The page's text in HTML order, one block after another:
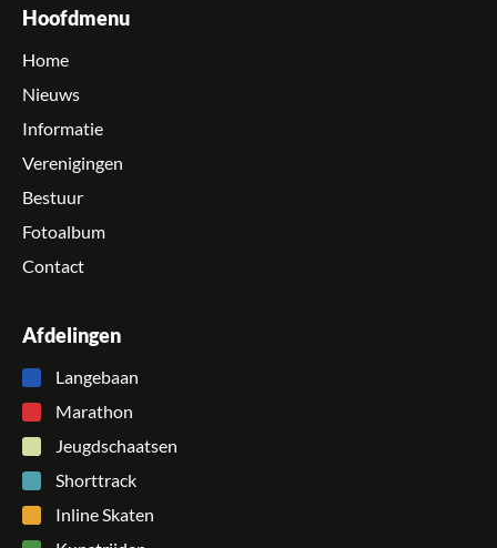
Hoofdmenu
Home
Nieuws
Informatie
Verenigingen
Bestuur
Fotoalbum
Contact
Afdelingen
Langebaan
Marathon
Jeugdschaatsen
Shorttrack
Inline Skaten